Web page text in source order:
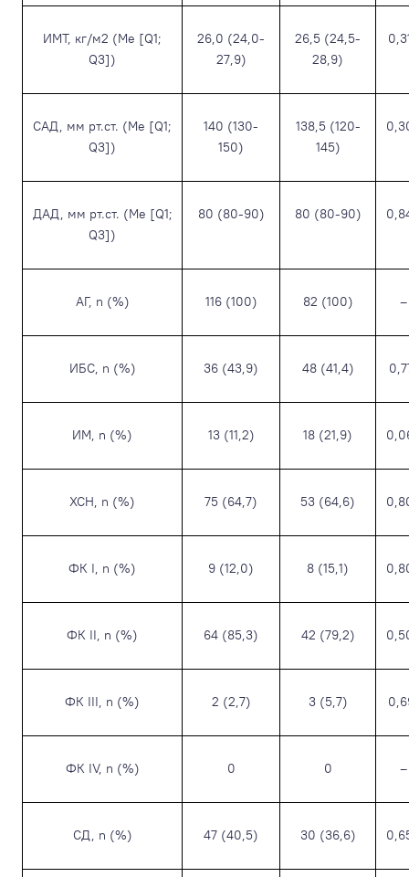
ИМТ, кг/м2 (Me [Q1;
Q3])
26,0 (24,0-
27,9)
26,5 (24,5-
28,9)
САД, мм рт.ст. (Me [Q1;
Q3])
140 (130-
150)
138,5 (120-
145)
ДАД, мм рт.ст. (Me [Q1;
Q3])
80 (80-90) 80 (80-90)
АГ, n (%) 116 (100) 82 (100) –
ИБС, n (%) 36 (43,9) 48 (41,4)
ИМ, n (%) 13 (11,2) 18 (21,9)
ХСН, n (%) 75 (64,7) 53 (64,6)
ФК I, n (%) 9 (12,0) 8 (15,1)
ФК II, n (%) 64 (85,3) 42 (79,2)
ФК III, n (%) 2 (2,7) 3 (5,7)
ФК IV, n (%) 0 0 –
СД, n (%) 47 (40,5) 30 (36,6)